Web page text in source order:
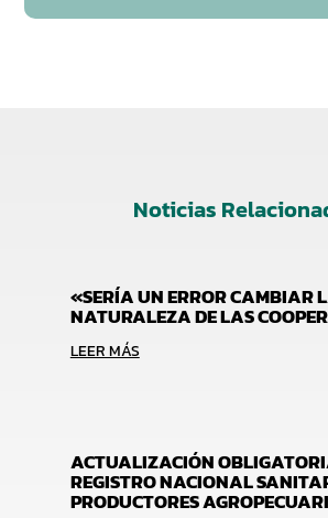
Noticias
«SERÍA UN ERROR CAMBIAR
NATURALEZA DE LAS
LEER MÁS
ACTUALIZACIÓN
REGISTRO NACIONAL
PRODUCTORES